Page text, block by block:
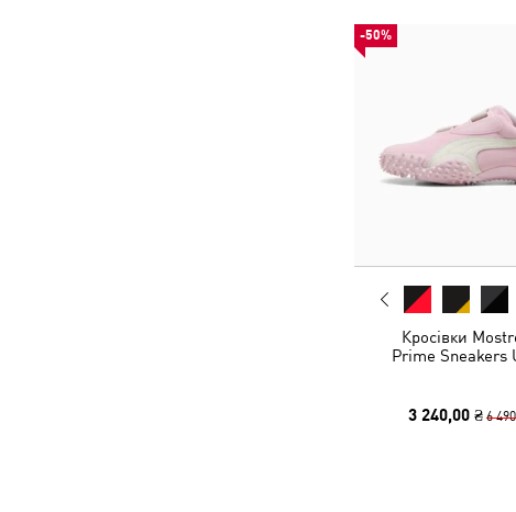
-50%
Кросівки
Prime Sneakers
3 240,00 ₴ 6